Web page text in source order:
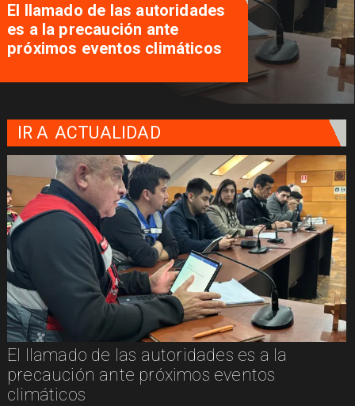
El llamado de las autoridades
es a la precaución ante
próximos eventos climáticos
IR A ACTUALIDAD
El llamado de las autoridades es a la
precaución ante próximos eventos
climáticos